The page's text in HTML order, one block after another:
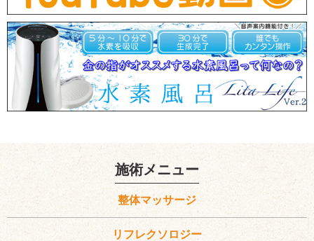
施術メニュー
整体マッサージ
リフレクソロジー